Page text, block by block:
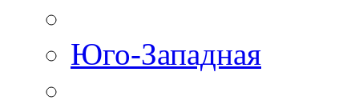
Юго-Западная